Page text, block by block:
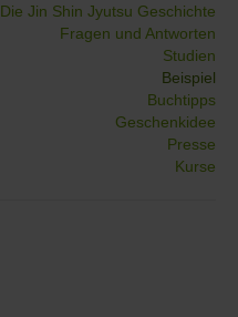
Die Jin Shin Jyutsu Geschichte
Fragen und Antworten
Studien
Beispiel
Buchtipps
Geschenkidee
Presse
Kurse